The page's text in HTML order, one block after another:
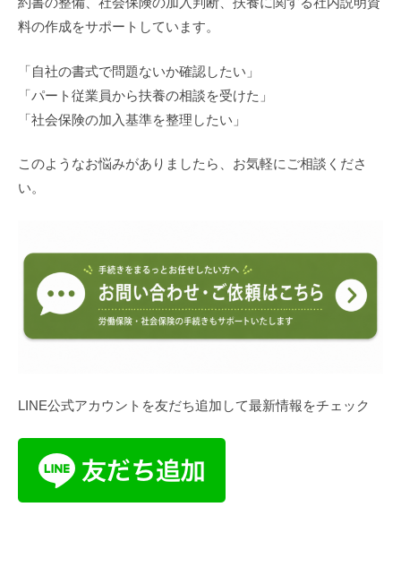
料の作成をサポートしています。
「自社の書式で問題ないか確認したい」
「パート従業員から扶養の相談を受けた」
「社会保険の加入基準を整理したい」
このようなお悩みがありましたら、お気軽にご相談くださ
い。
LINE公式アカウントを友だち追加して最新情報をチェック